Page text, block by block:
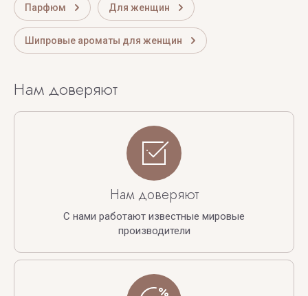
Парфюм Для женщин
Шипровые ароматы для женщин
Нам доверяют
Нам доверяют
С нами работают известные мировые
производители